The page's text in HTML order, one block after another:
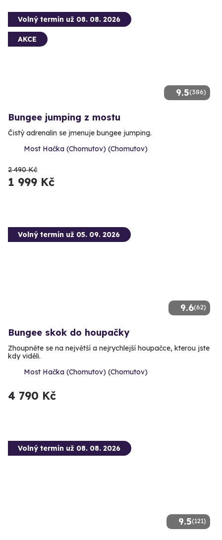
9.5(386)
Volný termín už 08. 08. 2026
AKCE
Bungee jumping z mostu
Čistý adrenalin se jmenuje bungee jumping.
Most Hačka (Chomutov) (Chomutov)
2 490 Kč
1 999 Kč
9.6(62)
Volný termín už 05. 09. 2026
Bungee skok do houpačky
Zhoupněte se na největší a nejrychlejší houpačce, kterou jste
kdy viděli.
Most Hačka (Chomutov) (Chomutov)
4 790 Kč
9.5(121)
Volný termín už 08. 08. 2026